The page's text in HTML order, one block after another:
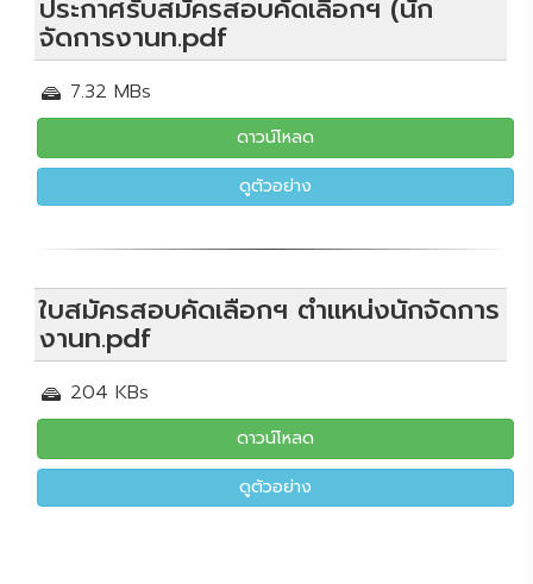
ประกาศรับสมัครสอบคัดเลือกฯ (นัก
จัดการงานท.pdf
7.32 MBs
ดาวน์โหลด
ดูตัวอย่าง
ใบสมัครสอบคัดเลือกฯ ตำแหน่งนักจัดการ
งานท.pdf
204 KBs
ดาวน์โหลด
ดูตัวอย่าง